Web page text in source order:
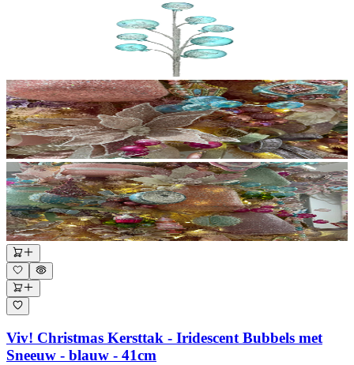
Viv! Christmas Kersttak - Iridescent Bubbels met
Sneeuw - blauw - 41cm